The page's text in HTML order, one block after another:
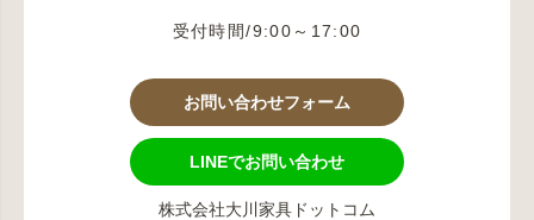
受付時間/9:00～17:00
お問い合わせフォーム
LINEでお問い合わせ
株式会社大川家具ドットコム